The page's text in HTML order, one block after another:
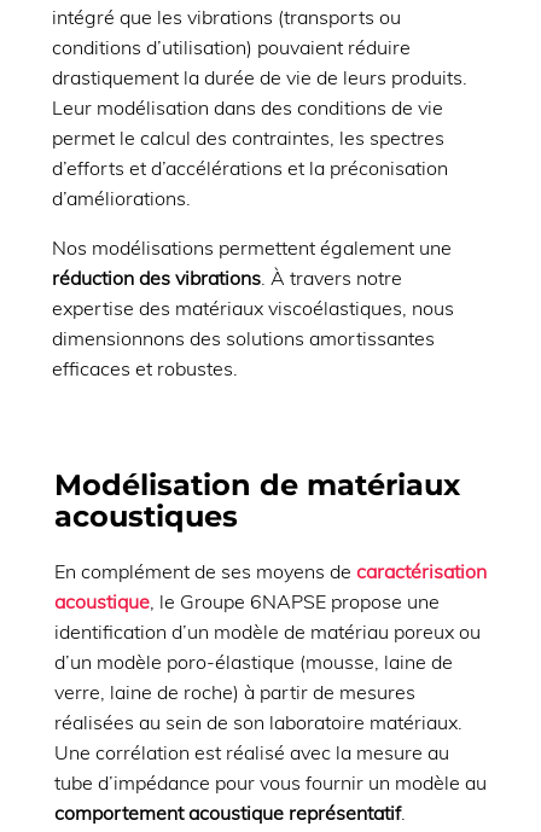
intégré que les vibrations (transports ou
conditions d’utilisation) pouvaient réduire
drastiquement la durée de vie de leurs produits.
Leur modélisation dans des conditions de vie
permet le calcul des contraintes, les spectres
d’efforts et d’accélérations et la préconisation
d’améliorations.
Nos modélisations permettent également une
réduction des vibrations . À travers notre
expertise des matériaux viscoélastiques, nous
dimensionnons des solutions amortissantes
efficaces et robustes.
Modélisation de matériaux
acoustiques
En complément de ses moyens de caractérisation
acoustique, le Groupe 6NAPSE propose une
identification d’un modèle de matériau poreux ou
d’un modèle poro-élastique (mousse, laine de
verre, laine de roche) à partir de mesures
réalisées au sein de son laboratoire matériaux.
Une corrélation est réalisé avec la mesure au
tube d’impédance pour vous fournir un modèle au
comportement acoustique représentatif.